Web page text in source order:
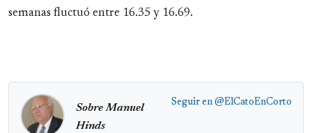
semanas fluctuó entre 16.35 y 16.69.
Seguir en @ElCatoEnCorto
Sobre Manuel
Hinds